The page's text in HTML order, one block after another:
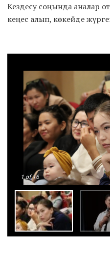
Кездесу соңында аналар
кеңес алып, көкейде
1of 16